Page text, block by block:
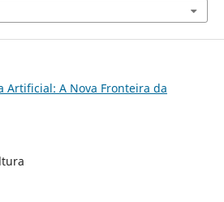
Artificial: A Nova Fronteira da